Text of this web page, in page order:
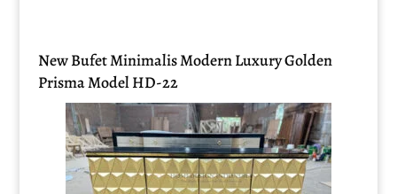
New Bufet Minimalis Modern Luxury Golden
Prisma Model HD-22